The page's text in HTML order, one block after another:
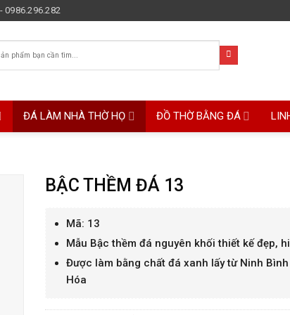
0986.296.282
ĐÁ LÀM NHÀ THỜ HỌ ĐỒ THỜ BẰNG ĐÁ
BẬC THỀM ĐÁ 13
Mã: 13
Mẫu Bậc thềm đá nguyên khối thiết kế đẹp,
Được làm bằng chất đá xanh lấy từ Ninh
Hóa